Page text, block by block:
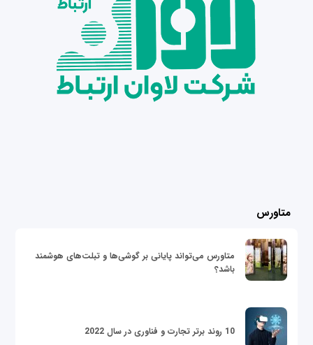
متاورس
متاورس می‌تواند پایانی بر گوشی‌ها و تبلت‌های هوشمند
باشد؟
10 روند برتر تجارت و فناوری در سال 2022